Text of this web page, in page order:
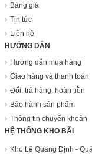
Bảng giá
Tin tức
Liên hệ
HƯỚNG DẪN
Hướng dẫn mua hàng
Giao hàng và thanh toán
Đổi, trả hàng, hoàn tiền
Bảo hành sản phẩm
Thông tin chuyển khoản
HỆ THỐNG KHO BÃI
Kho Lê Quang Định -